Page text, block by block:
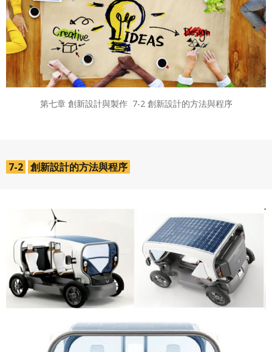
第七章 創新設計與製作7-2 創新設計的方法與程序
7-2 創新設計的方法與程序